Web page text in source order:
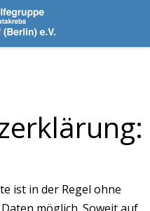
ist in der Regel ohne